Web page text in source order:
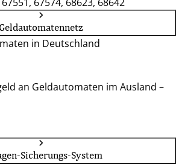
Geldautomatennetz
in Deutschland
an Geldautomaten im Ausland –
Sicherungs-System